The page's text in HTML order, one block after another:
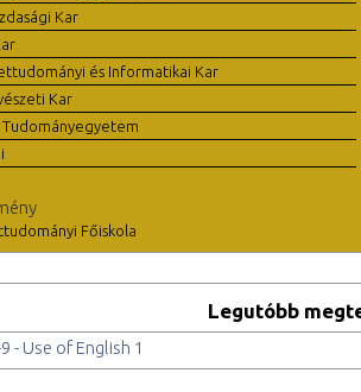
Kar
és Informatikai Kar
Kar
Tudományegyetem
Főiskola
Legutóbb
- Use of English 1